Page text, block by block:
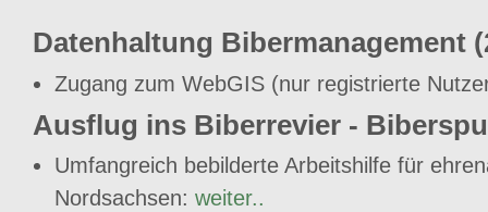
Datenhaltung Bibermanagement
Zugang zum WebGIS (nur registrierte
Ausflug ins Biberrevier -
Umfangreich bebilderte Arbeitshilfe für
Nordsachsen: weiter..